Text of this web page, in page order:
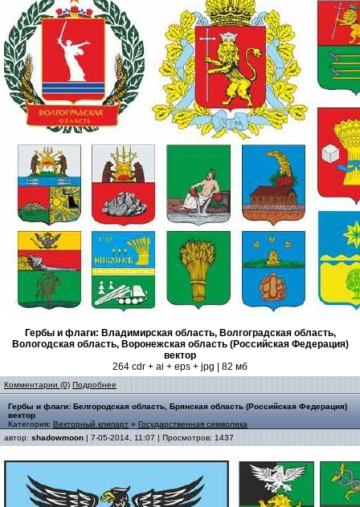
Гербы и флаги: Владимирская область, Волгоградская область,
Вологодская область, Воронежская область (Российская Федерация)
вектор
264 cdr + ai + eps + jpg | 82 мб
Комментарии (0) Подробнее
Гербы и флаги: Белгородская область, Брянская область (Российская Федерация)
вектор
Категория: Векторный клипарт » Государственная символика
автор: shadowmoon | 7-05-2014, 11:07 | Просмотров: 1437